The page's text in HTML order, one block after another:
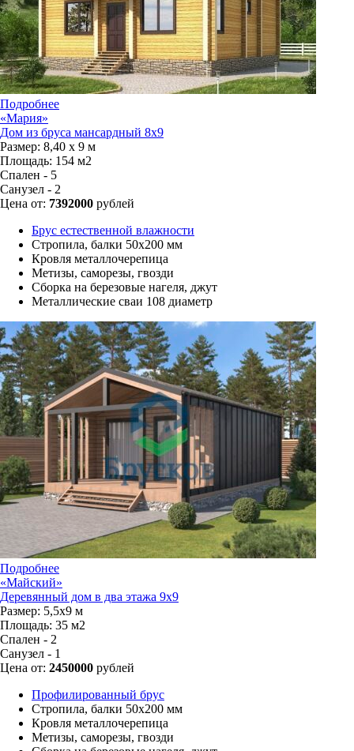
Подробнее
«Мария»
Дом из бруса мансардный 8x9
Размер: 8,40 х 9 м
Площадь: 154 м2
Спален - 5
Санузел - 2
Цена от: 7392000 рублей
Брус естественной влажности
Стропила, балки 50х200 мм
Кровля металлочерепица
Метизы, саморезы, гвозди
Сборка на березовые нагеля, джут
Металлические сваи 108 диаметр
Подробнее
«Майский»
Деревянный дом в два этажа 9x9
Размер: 5,5х9 м
Площадь: 35 м2
Спален - 2
Санузел - 1
Цена от: 2450000 рублей
Профилированный брус
Стропила, балки 50х200 мм
Кровля металлочерепица
Метизы, саморезы, гвозди